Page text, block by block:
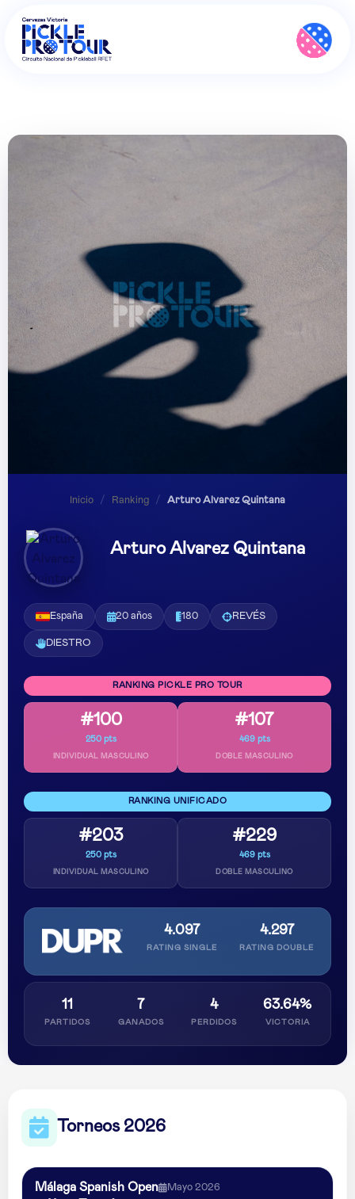
Inicio / Ranking / Arturo Alvarez Quintana
Arturo Alvarez Quintana
España 20 años 180 REVÉS
DIESTRO
RANKING PICKLE PRO TOUR
#100
250 pts
INDIVIDUAL MASCULINO
#107
469 pts
DOBLE MASCULINO
RANKING UNIFICADO
#203
250 pts
INDIVIDUAL MASCULINO
#229
469 pts
DOBLE MASCULINO
4.097
RATING SINGLE
4.297
RATING DOUBLE
11
PARTIDOS
7
GANADOS
4
PERDIDOS
63.64%
VICTORIA
Torneos 2026
Málaga Spanish Open Mayo 2026